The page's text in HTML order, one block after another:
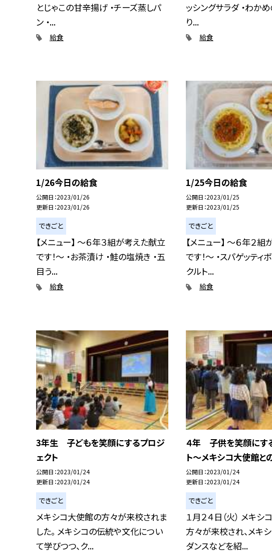
とじゃこの甘辛揚げ ・チーズ蒸しパ
ン ・...
給食
ッシングサラダ ・わかめ
り...
給食
1/26今日の給食
公開日 2023/01/26
更新日 2023/01/26
できごと
【メニュー】 〜６年３組が考えた献立
です！〜 ・お茶漬け ・鮭の塩焼き ・五
目う...
給食
1/25今日の給食
公開日 2023/01/25
更新日 2023/01/25
できごと
【メニュー】 〜６年２
です！〜 ・スパゲッティ
クルト...
給食
3年生 子どもを笑顔にするプロジ
ェクト
公開日 2023/01/24
更新日 2023/01/24
できごと
メキシコ大使館の方々が来校されま
した。 メキシコの伝統や文化につい
て学びつつ、ク...
４年 子供を笑顔にす
ト〜メキシコ大使館と
公開日 2023/01/24
更新日 2023/01/24
できごと
１月２４日（火） メキ
方々が来校され、メキ
ダンスなどを紹...